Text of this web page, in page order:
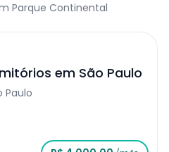
Parque Continental
em São Paulo
Paulo